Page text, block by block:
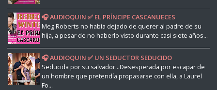
🎧 AUDIOQUIN ✅ EL PRÍNCIPE CASCANUECES
Meg Roberts no había dejado de querer al padre de su
hija, a pesar de no haberlo visto durante casi siete años...
🎧 AUDIOQUIN ✅ UN SEDUCTOR SEDUCIDO
Seducida por su salvador...Desesperada por escapar de
un hombre que pretendía propasarse con ella, a Laurel
Fo...